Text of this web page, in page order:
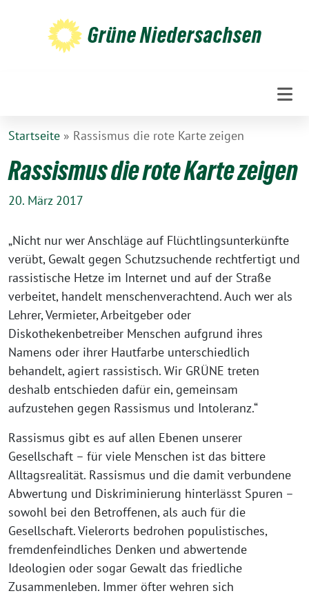
Grüne Niedersachsen
Startseite » Rassismus die rote Karte zeigen
Rassismus die rote Karte zeigen
20. März 2017
„Nicht nur wer Anschläge auf Flüchtlingsunterkünfte
verübt, Gewalt gegen Schutzsuchende rechtfertigt und
rassistische Hetze im Internet und auf der Straße
verbeitet, handelt menschenverachtend. Auch wer als
Lehrer, Vermieter, Arbeitgeber oder
Diskothekenbetreiber Menschen aufgrund ihres
Namens oder ihrer Hautfarbe unterschiedlich
behandelt, agiert rassistisch. Wir GRÜNE treten
deshalb entschieden dafür ein, gemeinsam
aufzustehen gegen Rassismus und Intoleranz.“
Rassismus gibt es auf allen Ebenen unserer
Gesellschaft – für viele Menschen ist das bittere
Alltagsrealität. Rassismus und die damit verbundene
Abwertung und Diskriminierung hinterlässt Spuren –
sowohl bei den Betroffenen, als auch für die
Gesellschaft. Vielerorts bedrohen populistisches,
fremdenfeindliches Denken und abwertende
Ideologien oder sogar Gewalt das friedliche
Zusammenleben. Immer öfter wehren sich